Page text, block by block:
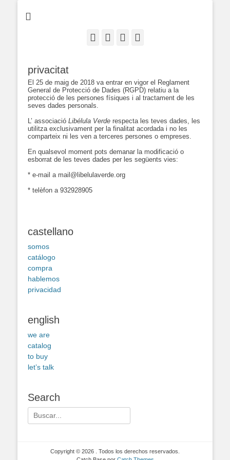
Facebook
CorreoYouTube
privacitat
El 25 de maig de 2018 va entrar en vigor el Reglament
General de Protecció de Dades (RGPD) relatiu a la
protecció de les persones físiques i al tractament de les
seves dades personals.
L’ associació Libélula Verde respecta les teves dades, les
utilitza exclusivament per la finalitat acordada i no les
comparteix ni les ven a terceres persones o empreses.
En qualsevol moment pots demanar la modificació o
esborrat de les teves dades per les següents vies:
* e-mail a mail@libelulaverde.org
* telèfon a 932928905
castellano
somos
catálogo
compra
hablemos
privacidad
english
we are
catalog
to buy
let’s talk
Search
Buscar:
Copyright © 2026
. Todos los derechos reservados.